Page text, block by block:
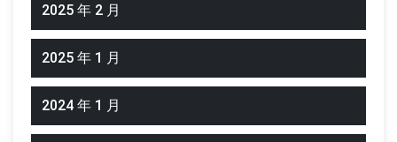
2025 年 2 月
2025 年 1 月
2024 年 1 月